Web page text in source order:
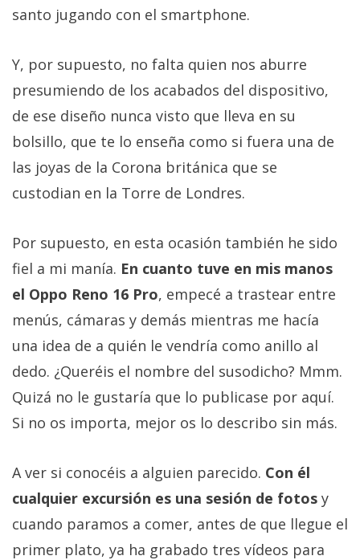
santo jugando con el smartphone.
Y, por supuesto, no falta quien nos aburre
presumiendo de los acabados del dispositivo,
de ese diseño nunca visto que lleva en su
bolsillo, que te lo enseña como si fuera una de
las joyas de la Corona británica que se
custodian en la Torre de Londres.
Por supuesto, en esta ocasión también he sido
fiel a mi manía. En cuanto tuve en mis manos
el Oppo Reno 16 Pro, empecé a trastear entre
menús, cámaras y demás mientras me hacía
una idea de a quién le vendría como anillo al
dedo. ¿Queréis el nombre del susodicho? Mmm.
Quizá no le gustaría que lo publicase por aquí.
Si no os importa, mejor os lo describo sin más.
A ver si conocéis a alguien parecido. Con él
cualquier excursión es una sesión de fotos y
cuando paramos a comer, antes de que llegue el
primer plato, ya ha grabado tres vídeos para